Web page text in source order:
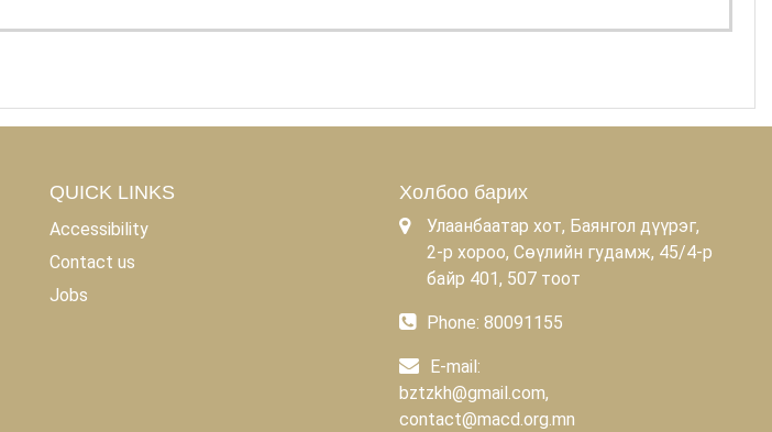
QUICK LINKS
Accessibility
Contact us
Jobs
Холбоо барих
Улаанбаатар хот, Баянгол дүүрэг,
2-р хороо, Сөүлийн гудамж, 45/4-р
байр 401, 507 тоот
Phone: 80091155
E-mail:
bztzkh@gmail.com,
contact@macd.org.mn